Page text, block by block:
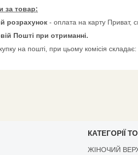
за товар:
розрахунок - оплата на карту Приват,
Пошті при отриманні.
на пошті, при цьому комісія
КАТЕГОРІЇ
ЖІНОЧИЙ